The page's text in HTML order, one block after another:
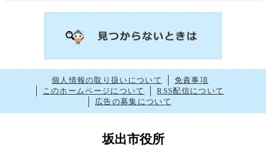
個人情報の取り扱いについて
免責事項
このホームページについて
RSS配信について
広告の募集について
坂出市役所